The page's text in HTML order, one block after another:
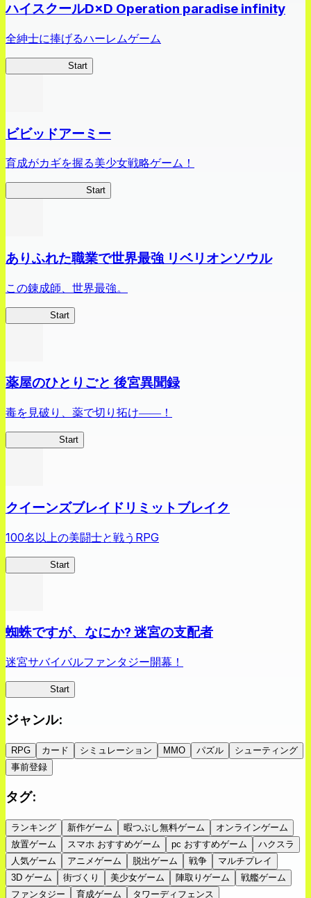
ハイスクールD×D Operation paradise infinity
全紳士に捧げるハーレムゲーム
Start
ビビッドアーミー
育成がカギを握る美少女戦略ゲーム！
Start
ありふれた職業で世界最強 リベリオンソウル
この錬成師、世界最強。
Start
薬屋のひとりごと 後宮異聞録
毒を見破り、薬で切り拓け――！
Start
クイーンズブレイドリミットブレイク
100名以上の美闘士と戦うRPG
Start
蜘蛛ですが、なにか? 迷宮の支配者
迷宮サバイバルファンタジー開幕！
Start
ジャンル:
RPG カード シミュレーション MMO パズル
シューティング
事前登録
タグ:
ランキング 新作ゲーム 暇つぶし無料ゲーム
オンラインゲーム
放置ゲーム
スマホ おすすめゲーム pc おすすめゲーム
ハクスラ
人気ゲーム
アニメゲーム 脱出ゲーム 戦争
マルチプレイ
3D ゲーム
街づくり 美少女ゲーム 陣取りゲーム
戦艦ゲーム
ファンタジー
育成ゲーム タワーディフェンス